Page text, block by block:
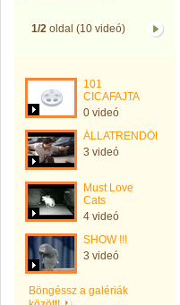
1/2oldal (10 videó)
101
CICAFAJTA
0 videó
ÁLLATRENDŐRSÉG
3 videó
Must Love
Cats
4 videó
SHOW !!!
3 videó
Böngéssz a galériák